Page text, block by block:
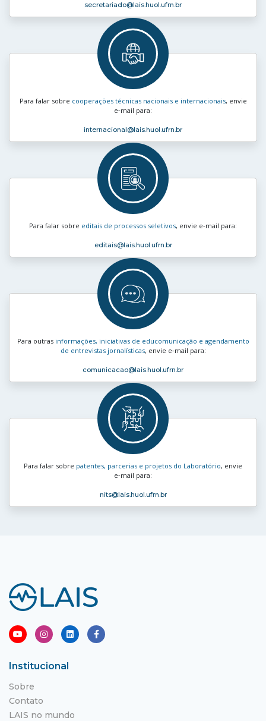
secretariado@lais.huol.ufrn.br
Para falar sobre cooperações técnicas nacionais e internacionais, envie
e‑mail para:
internacional@lais.huol.ufrn.br
Para falar sobre editais de processos seletivos, envie e‑mail para:
editais@lais.huol.ufrn.br
Para outras informações, iniciativas de educomunicação e agendamento
de entrevistas jornalísticas, envie e‑mail para:
comunicacao@lais.huol.ufrn.br
Para falar sobre patentes, parcerias e projetos do Laboratório, envie
e‑mail para:
nits@lais.huol.ufrn.br
Institucional
Sobre
Contato
LAIS no mundo